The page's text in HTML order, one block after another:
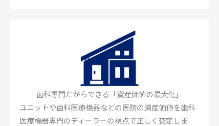
歯科専門だからできる「資産価値の最大化」
ユニットや歯科医療機器などの医院の資産価値を歯科
医療機器専門のディーラーの視点で正しく査定しま